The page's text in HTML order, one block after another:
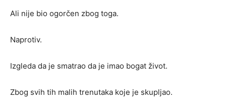
Ali nije bio ogorčen zbog toga.
Naprotiv.
Izgleda da je smatrao da je imao bogat život.
Zbog svih tih malih trenutaka koje je skupljao.